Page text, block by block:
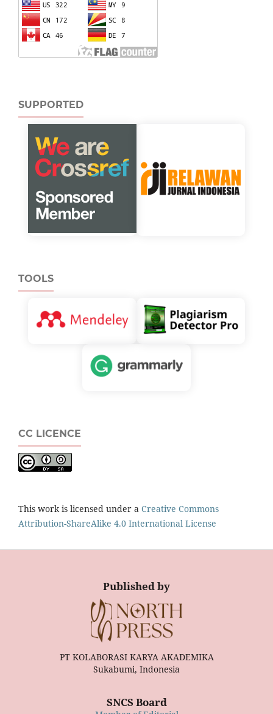
SUPPORTED
TOOLS
CC LICENCE
This work is licensed under a Creative Commons
Attribution-ShareAlike 4.0 International License
Published by
PT KOLABORASI KARYA AKADEMIKA
Sukabumi, Indonesia
SNCS Board